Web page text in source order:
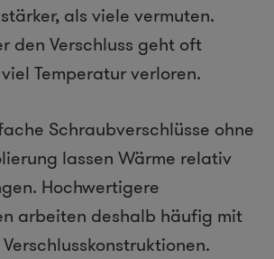
als viele vermuten.
den Verschluss geht oft
Temperatur verloren.
Schraubverschlüsse ohne
lassen Wärme relativ
Hochwertigere
arbeiten deshalb häufig mit